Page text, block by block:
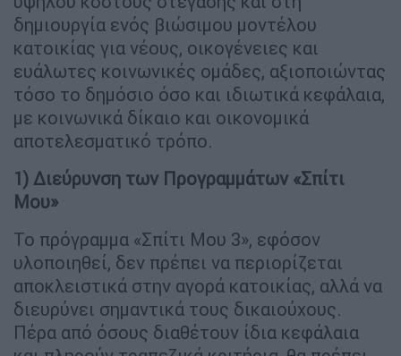
δημιουργία ενός βιώσιμου μοντέλου
κατοικίας για νέους, οικογένειες και
ευάλωτες κοινωνικές ομάδες, αξιοποιώντας
τόσο το δημόσιο όσο και ιδιωτικά κεφάλαια,
με κοινωνικά δίκαιο και οικονομικά
αποτελεσματικό τρόπο.
1) Διεύρυνση των Προγραμμάτων «Σπίτι
Μου»
Το πρόγραμμα «Σπίτι Μου 3», εφόσον
υλοποιηθεί, δεν πρέπει να περιορίζεται
αποκλειστικά στην αγορά κατοικίας, αλλά να
διευρύνει σημαντικά τους δικαιούχους.
Πέρα από όσους διαθέτουν ίδια κεφάλαια